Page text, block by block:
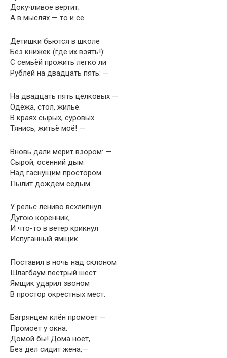
Докучливое вертит;
А в мыслях — то и сё.
Детишки бьются в школе
Без книжек (где их взять!):
С семьёй прожить легко ли
Рублей на двадцать пять: —
На двадцать пять целковых —
Одёжа, стол, жильё.
В краях сырых, суровых
Тянись, житьё моё! —
Вновь дали мерит взором: —
Сырой, осенний дым
Над гаснущим простором
Пылит дождём седым.
У рельс лениво всхлипнул
Дугою коренник,
И что-то в ветер крикнул
Испуганный ямщик.
Поставил в ночь над склоном
Шлагбаум пёстрый шест:
Ямщик ударил звоном
В простор окрестных мест.
Багрянцем клён промоет —
Промоет у окна.
Домой бы! Дома ноет,
Без дел сидит жена,—